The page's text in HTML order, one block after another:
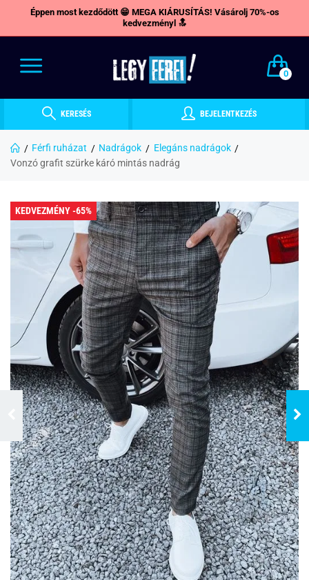
Éppen most kezdődött 😁 MEGA KIÁRUSÍTÁS! Vásárolj 70%-os
kedvezményl 🔝
0
KERESÉS BEJELENTKEZÉS
Férfi ruházat Nadrágok
Elegáns nadrágok
Vonzó grafit szürke káró mintás nadrág
KEDVEZMÉNY -65%